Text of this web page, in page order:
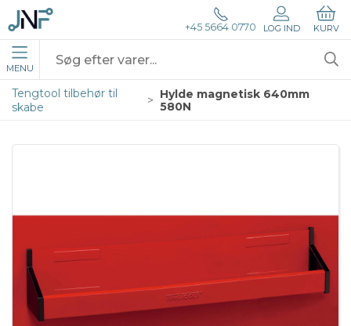
+45 5664 0770 LOG IND KURV
MENU
Tengtool tilbehør til
skabe
Hylde magnetisk 640mm
580N